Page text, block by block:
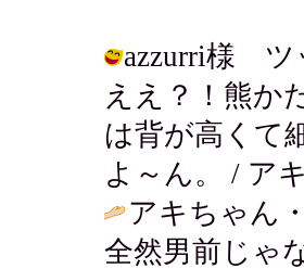
azzurri様 ツ
ええ？！熊か
は背が高くて
よ～ん。 / ア
アキちゃん
全然男前じゃ